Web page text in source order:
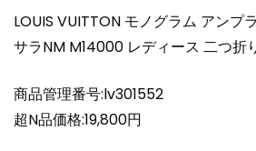
イ
ユ
ラ
NM
LOUIS VUITTON モノグラム アンプ
サラNM M14000 レディース 二つ折
商品管理番号:lv301552
超N品価格:19,800円